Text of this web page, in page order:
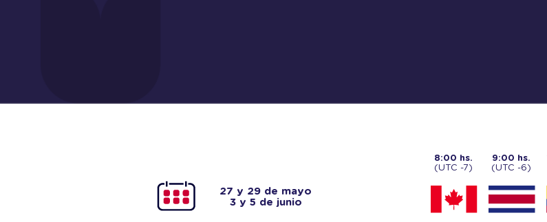
27 y 29 de mayo
3 y 5 de junio
8:00 hs.
(UTC -7)
9:00 hs.
(UTC -6)